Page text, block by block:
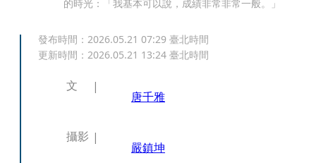
的時光：「我基本可以說，成績非常非常一般。」
發布時間： 2026.05.21 07:29 臺北時間
更新時間： 2026.05.21 13:24 臺北時間
文
唐千雅
攝影
嚴鎮坤